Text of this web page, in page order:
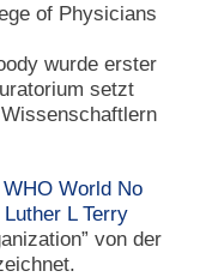
of Physicians
wurde erster
setzt
WHO World No
Luther L Terry
von der